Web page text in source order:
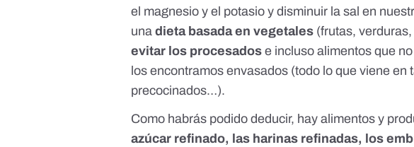
el magnesio y el potasio y disminuir la sal en
unadieta basada en vegetales (frutas,
evitar los procesados e incluso alimentos que
los encontramos envasados (todo lo que viene en
precocinados…).
Como habrás podido deducir, hay alimentos y
azúcar refinado, las harinas refinadas, los